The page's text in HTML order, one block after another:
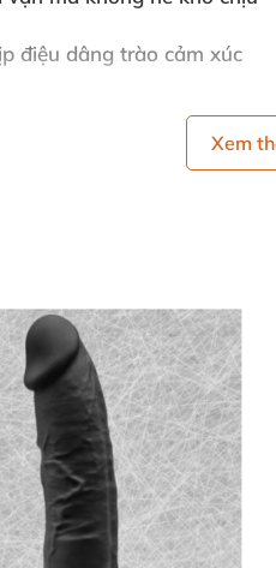
điệu dâng trào cảm xúc
nhân, đáng đầu tư ngay
Dễ 🌊
cho mọi người. Trước
giữ độ bền lâu dài cho
Xem